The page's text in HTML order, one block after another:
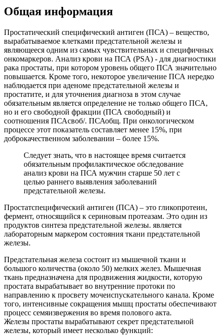
Общая информация
Простатический специфический антиген (ПСА) – вещество,
вырабатываемое клетками предстательной железы и
являющееся одним из самых чувствительных и специфичных
онкомаркеров. Анализ крови на ПСА (PSA) - для диагностики
рака простаты, при котором уровень общего ПСА значительно
повышается. Кроме того, некоторое увеличение ПСА нередко
наблюдается при аденоме предстательной железы и
простатите, и для уточнения диагноза в этом случае
обязательным является определение не только общего ПСА,
но и его свободной фракции (ПСА свободный) и
соотношения ПСАсвоб/. ПСАобщ. При онкологическом
процессе этот показатель составляет менее 15%, при
доброкачественном заболевании – более 15%.
Следует знать, что в настоящее время считается
обязательным профилактическое обследование
анализ крови на ПСА мужчин старше 50 лет с
целью раннего выявления заболеваний
предстательной железы.
Простатспецифический антиген (ПСА) – это гликопротеин,
фермент, относящийся к сериновым протеазам. Это один из
продуктов синтеза предстательной железы. является
лабораторным маркером состояния ткани предстательной
железы.
Предстательная железа состоит из мышечной ткани и
большого количества (около 50) мелких желез. Мышечная
ткань предназначена для продвижения жидкости, которую
простата вырабатывает во внутренние протоки по
направлению к просвету мочеиспускательного канала. Кроме
того, интенсивные сокращения мышц простаты обеспечивают
процесс семяизвержения во время полового акта.
Железы простаты вырабатывают секрет предстательной
железы, который имеет несколько функций: